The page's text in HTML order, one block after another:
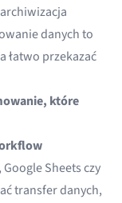
danych to
łatwo przekazać
które
Sheets czy
transfer danych,